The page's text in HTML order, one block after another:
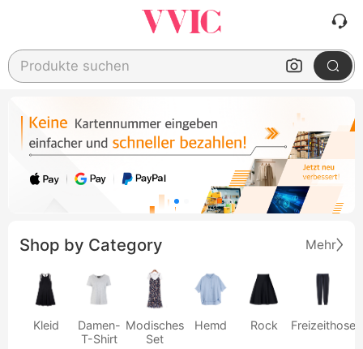
Produkte suchen
Shop by Category Mehr
Kleid
Damen-
T-Shirt
Modisches
Set
Hemd Rock Freizeithose